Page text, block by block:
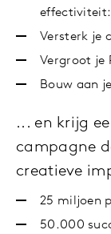
effectiviteit:
Versterk je
Vergroot je
Bouw aan
... en krijg
campagne
creatieve
25 miljoen
50.000